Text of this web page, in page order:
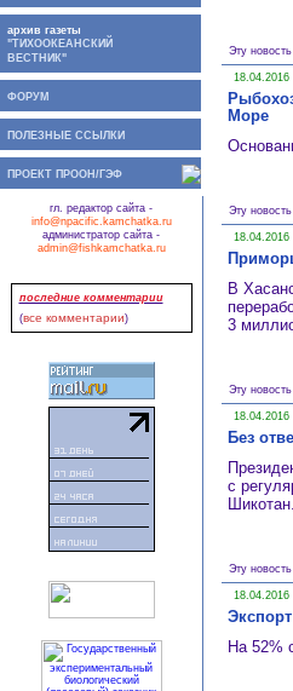
архив газеты
"ТИХООКЕАНСКИЙ
ВЕСТНИК"
ФОРУМ
ПОЛЕЗНЫЕ ССЫЛКИ
ПРОЕКТ ПРООН/ГЭФ
гл. редактор сайта -
info@npacific.kamchatka.ru
администратор сайта -
admin@fishkamchatka.ru
последние комментарии
(все комментарии)
Эту
18.04.2016
Море
Эту
18.04.2016
В
3
Эту
18.04.2016
Без
с
Шикотан.
Эту
18.04.2016
На 52%